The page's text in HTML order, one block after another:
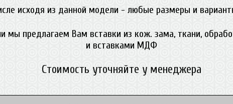
исходя из данной модели - любые размеры и
мы предлагаем Вам вставки из кож. зама, ткани,
и вставками МДФ
Стоимость уточняйте у менеджера